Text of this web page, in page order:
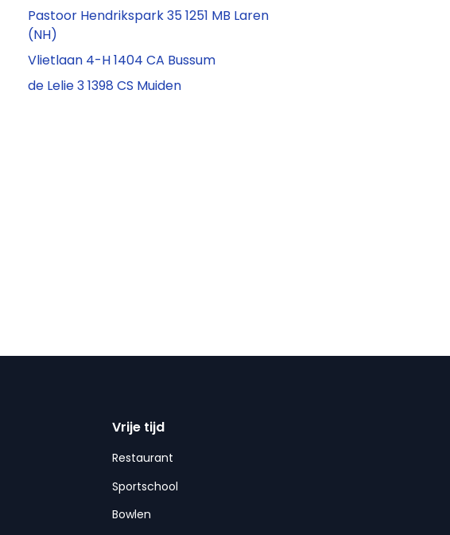
Pastoor Hendrikspark 35 1251 MB Laren
(NH)
Vlietlaan 4-H 1404 CA Bussum
de Lelie 3 1398 CS Muiden
Vrije tijd
Restaurant
Sportschool
Bowlen